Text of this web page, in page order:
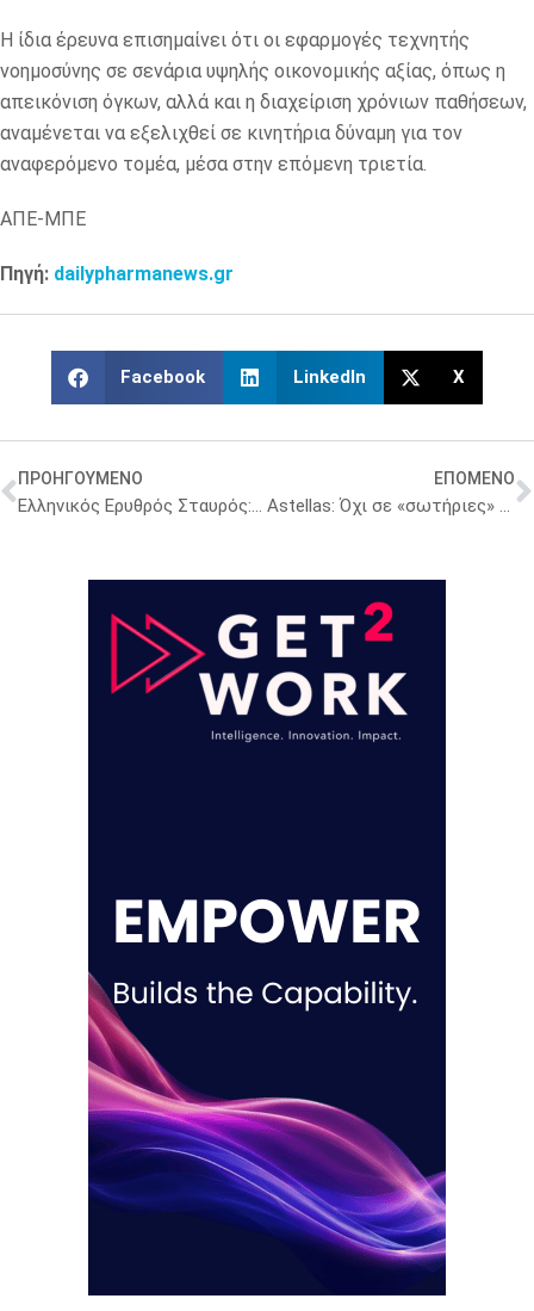
Η ίδια έρευνα επισημαίνει ότι οι εφαρμογές τεχνητής
νοημοσύνης σε σενάρια υψηλής οικονομικής αξίας, όπως η
απεικόνιση όγκων, αλλά και η διαχείριση χρόνιων παθήσεων,
αναμένεται να εξελιχθεί σε κινητήρια δύναμη για τον
αναφερόμενο τομέα, μέσα στην επόμενη τριετία.
ΑΠΕ-ΜΠΕ
Πηγή: dailypharmanews.gr
Facebook LinkedIn X
ΠΡΟΗΓΟΥΜΕΝΟ
Ελληνικός Ερυθρός Σταυρός: Συγκέντρωσε 16.070 μονάδες αίματος και 5.536 δείγματα μυελού των οστών το 2025
ΕΠΟΜΕΝΟ
Astellas: Όχι σε «σωτήριες» εξαγορές ενόψει του τέλους του Xtandi